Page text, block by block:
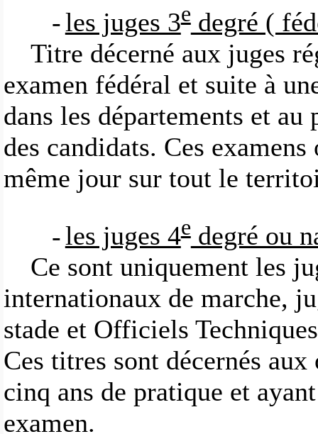
-les juges 3edegré (
Titre décerné aux juges
examen fédéral et suite à
dans les départements et
des candidats. Ces
même jour sur tout le
-les juges 4edegré ou
Ce sont uniquement les
internationaux de marche,
stade et Officiels
Ces titres sont décernés
cinq ans de pratique et
examen.